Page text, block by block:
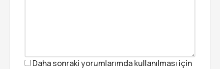
Daha sonraki yorumlarımda kullanılması için